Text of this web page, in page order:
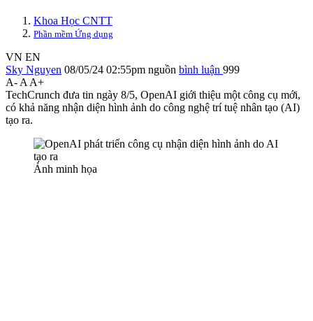
Khoa Học CNTT
Phần mềm Ứng dụng
VN EN
Sky Nguyen 08/05/24 02:55pm nguồn bình luận 999
A- A A+
TechCrunch đưa tin ngày 8/5, OpenAI giới thiệu một công cụ mới,
có khả năng nhận diện hình ảnh do công nghệ trí tuệ nhân tạo (AI)
tạo ra.
Ảnh minh họa